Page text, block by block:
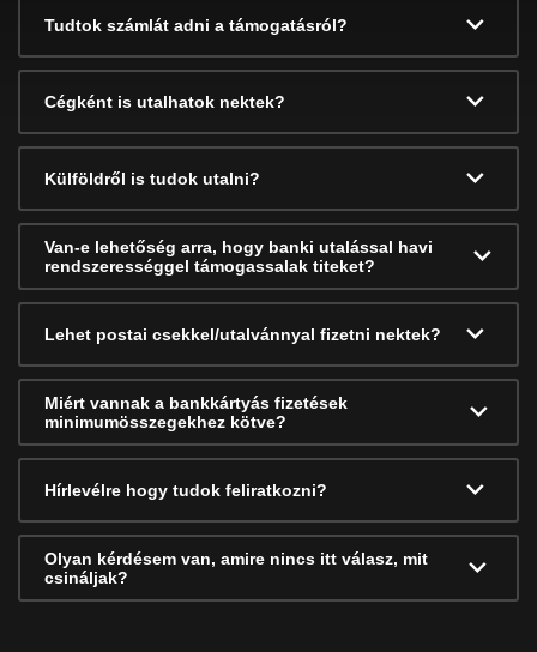
Tudtok számlát adni a támogatásról?
Cégként is utalhatok nektek?
Külföldről is tudok utalni?
Van-e lehetőség arra, hogy banki utalással havi
rendszerességgel támogassalak titeket?
Lehet postai csekkel/utalvánnyal fizetni nektek?
Miért vannak a bankkártyás fizetések
minimumösszegekhez kötve?
Hírlevélre hogy tudok feliratkozni?
Olyan kérdésem van, amire nincs itt válasz, mit
csináljak?